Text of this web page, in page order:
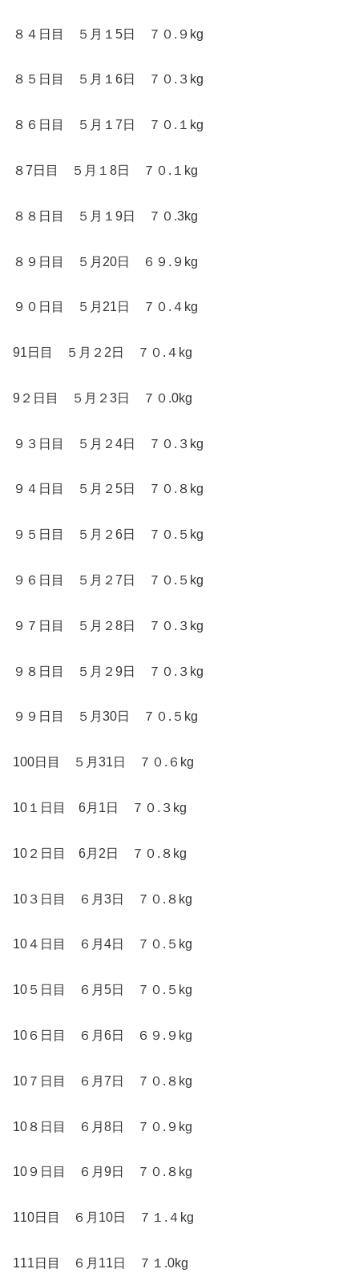
８４日目 ５月１5日 ７０.９kg
８５日目 ５月１6日 ７０.３kg
８６日目 ５月１7日 ７０.１kg
８7日目 ５月１8日 ７０.１kg
８８日目 ５月１9日 ７０.3kg
８９日目 ５月20日 ６９.９kg
９０日目 ５月21日 ７０.４kg
91日目 ５月２2日 ７０.４kg
9２日目 ５月２3日 ７０.0kg
９３日目 ５月２4日 ７０.３kg
９４日目 ５月２5日 ７０.８kg
９５日目 ５月２6日 ７０.５kg
９６日目 ５月２7日 ７０.５kg
９７日目 ５月２8日 ７０.３kg
９８日目 ５月２9日 ７０.３kg
９９日目 ５月30日 ７０.５kg
100日目 ５月31日 ７０.６kg
10１日目 6月1日 ７０.３kg
10２日目 6月2日 ７０.８kg
10３日目 ６月3日 ７０.８kg
10４日目 ６月4日 ７０.５kg
10５日目 ６月5日 ７０.５kg
10６日目 ６月6日 ６９.９kg
10７日目 ６月7日 ７０.８kg
10８日目 ６月8日 ７０.９kg
10９日目 ６月9日 ７０.８kg
110日目 ６月10日 ７１.４kg
111日目 ６月11日 ７１.0kg